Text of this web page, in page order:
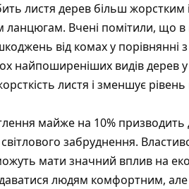
листя дерев більш жорстким
Вчені помітили, що в
від комах у порівнянні
найпоширеніших видів дерев
листя і зменшує
майже на 10%
забруднення.
мати значний вплив на
людям комфортним, але